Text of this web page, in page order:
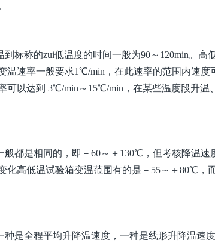
标称的zui低温度的时间一般为90～120min。高
温速率一般要求1℃/min，在此速率的范围内速度
可以达到 3℃/min～15℃/min，在某些温度段升温
都是相同的，即－60～＋130℃，但考核降温速
化高低温试验箱变温范围有的是－55～＋80℃，
是全程平均升降温速度，一种是线形升降温速